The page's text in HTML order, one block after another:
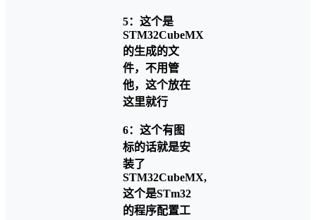
5：这个是
STM32CubeMX
的生成的文
件，不用管
他，这个放在
这里就行
6：这个有图
标的话就是安
装了
STM32CubeMX,
这个是STm32
的程序配置工